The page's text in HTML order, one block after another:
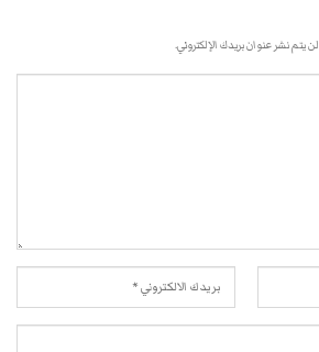
لن يتم نشر عنوان بريدك الإلكتروني.